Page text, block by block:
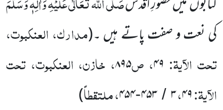
کی نعت و صفت پاتے ہیں ۔(مدارک، العنکبوت،
تحت الآیۃ: ۴۹، ص۸۹۵، خازن، العنکبوت، تحت
الآیۃ:۴۹،۳ / ۴۵۳-۴۵۴، ملتقطاً)